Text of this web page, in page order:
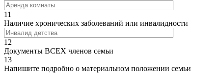
11
Наличие хронических заболеваний или инвалидности
12
Документы ВСЕХ членов семьи
13
Напишите подробно о материальном положении семьи